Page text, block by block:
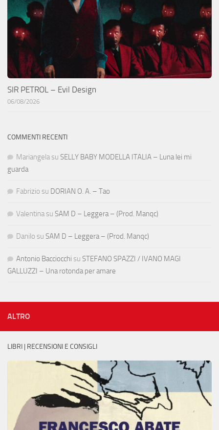
SIR PETROL – Evil Design
06/08/2026
COMMENTI RECENTI
Mariangela su SELLY BABY MODELLA ITALIA – Luna lei mi
guarda
Fabrizio su DORIAN O. A. – Tao
Valentina su SAM D – Leggera – (Prod. Manqc)
Danilo su SAM D – Leggera – (Prod. Manqc)
Antonio Bacciocchi su STEFANO SPAZZI / IVANO MAGI
GALLUZZI – Una rotonda per amare
ALTRO
LIBRI | RECENSIONI E CONSIGLI